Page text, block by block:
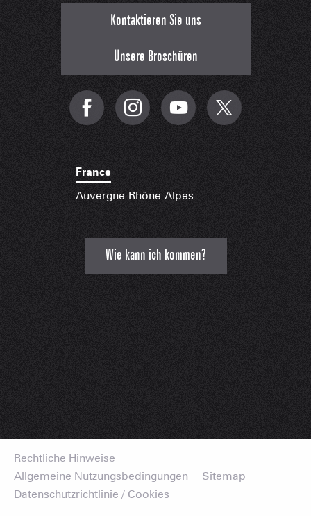
Kontaktieren Sie uns
Unsere Broschüren
France
Auvergne-Rhône-Alpes
Wie kann ich kommen?
Rechtliche Hinweise
Allgemeine Nutzungsbedingungen
Sitemap
Datenschutzrichtlinie / Cookies